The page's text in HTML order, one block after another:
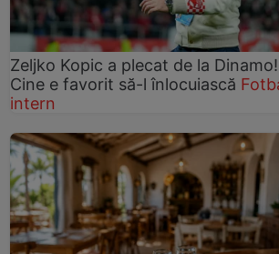
Zeljko Kopic a plecat de la Dinamo!
Cine e favorit să-l înlocuiască
intern